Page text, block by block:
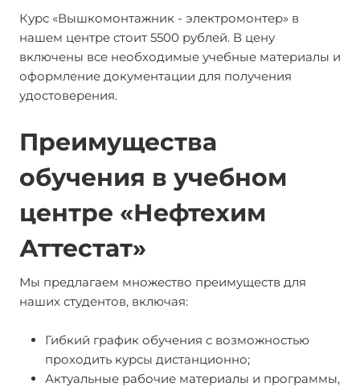
Курс «Вышкомонтажник - электромонтер» в
нашем центре стоит 5500 рублей. В цену
включены все необходимые учебные материалы и
оформление документации для получения
удостоверения.
Преимущества
обучения в учебном
центре «Нефтехим
Аттестат»
Мы предлагаем множество преимуществ для
наших студентов, включая:
Гибкий график обучения с возможностью
проходить курсы дистанционно;
Актуальные рабочие материалы и программы,